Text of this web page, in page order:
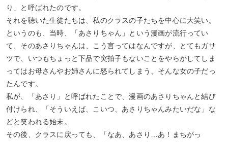
り」と呼ばれたのです。
それを聴いた生徒たちは、私のクラスの子たちを中心に大笑い。
というのも、当時、「あさりちゃん」という漫画が流行ってい
て、そのあさりちゃんは、こう言ってはなんですが、とてもガサ
ツで、いつもちょっと下品で突拍子もないことをやらかしてしま
ってはお母さんやお姉さんに怒られてしまう、そんな女の子だっ
たんです。
私が、「あさり」と呼ばれたことで、漫画のあさりちゃんと結び
付けられ、「そういえば、こいつ、あさりちゃんみたいだな」な
どと笑われる始末。
その後、クラスに戻っても、「なあ、あさり…あ！まちがっ